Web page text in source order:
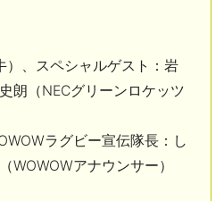
）、スペシャルゲスト：岩
朗（NECグリーンロケッツ
ラグビー宣伝隊長：し
WOWOWアナウンサー）